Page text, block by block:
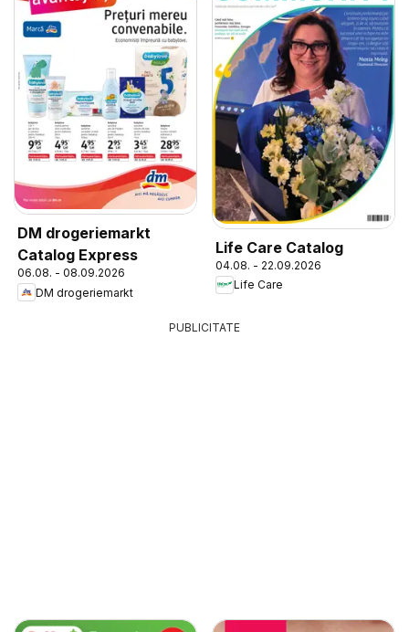
DM drogeriemarkt
Catalog Express
06.08. - 08.09.2026
DM drogeriemarkt
Life Care Catalog
04.08. - 22.09.2026
Life Care
PUBLICITATE